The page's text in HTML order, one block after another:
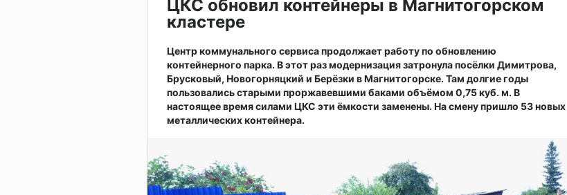
ЦКС обновил контейнеры в Магнитогорском
кластере
Центр коммунального сервиса продолжает работу по обновлению
контейнерного парка. В этот раз модернизация затронула посёлки Димитрова,
Брусковый, Новогорняцкий и Берёзки в Магнитогорске. Там долгие годы
пользовались старыми проржавевшими баками объёмом 0,75 куб. м. В
настоящее время силами ЦКС эти ёмкости заменены. На смену пришло 53 новых
металлических контейнера.